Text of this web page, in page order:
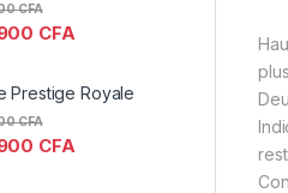
CFA
CFA
Prestige Royale
CFA
CFA